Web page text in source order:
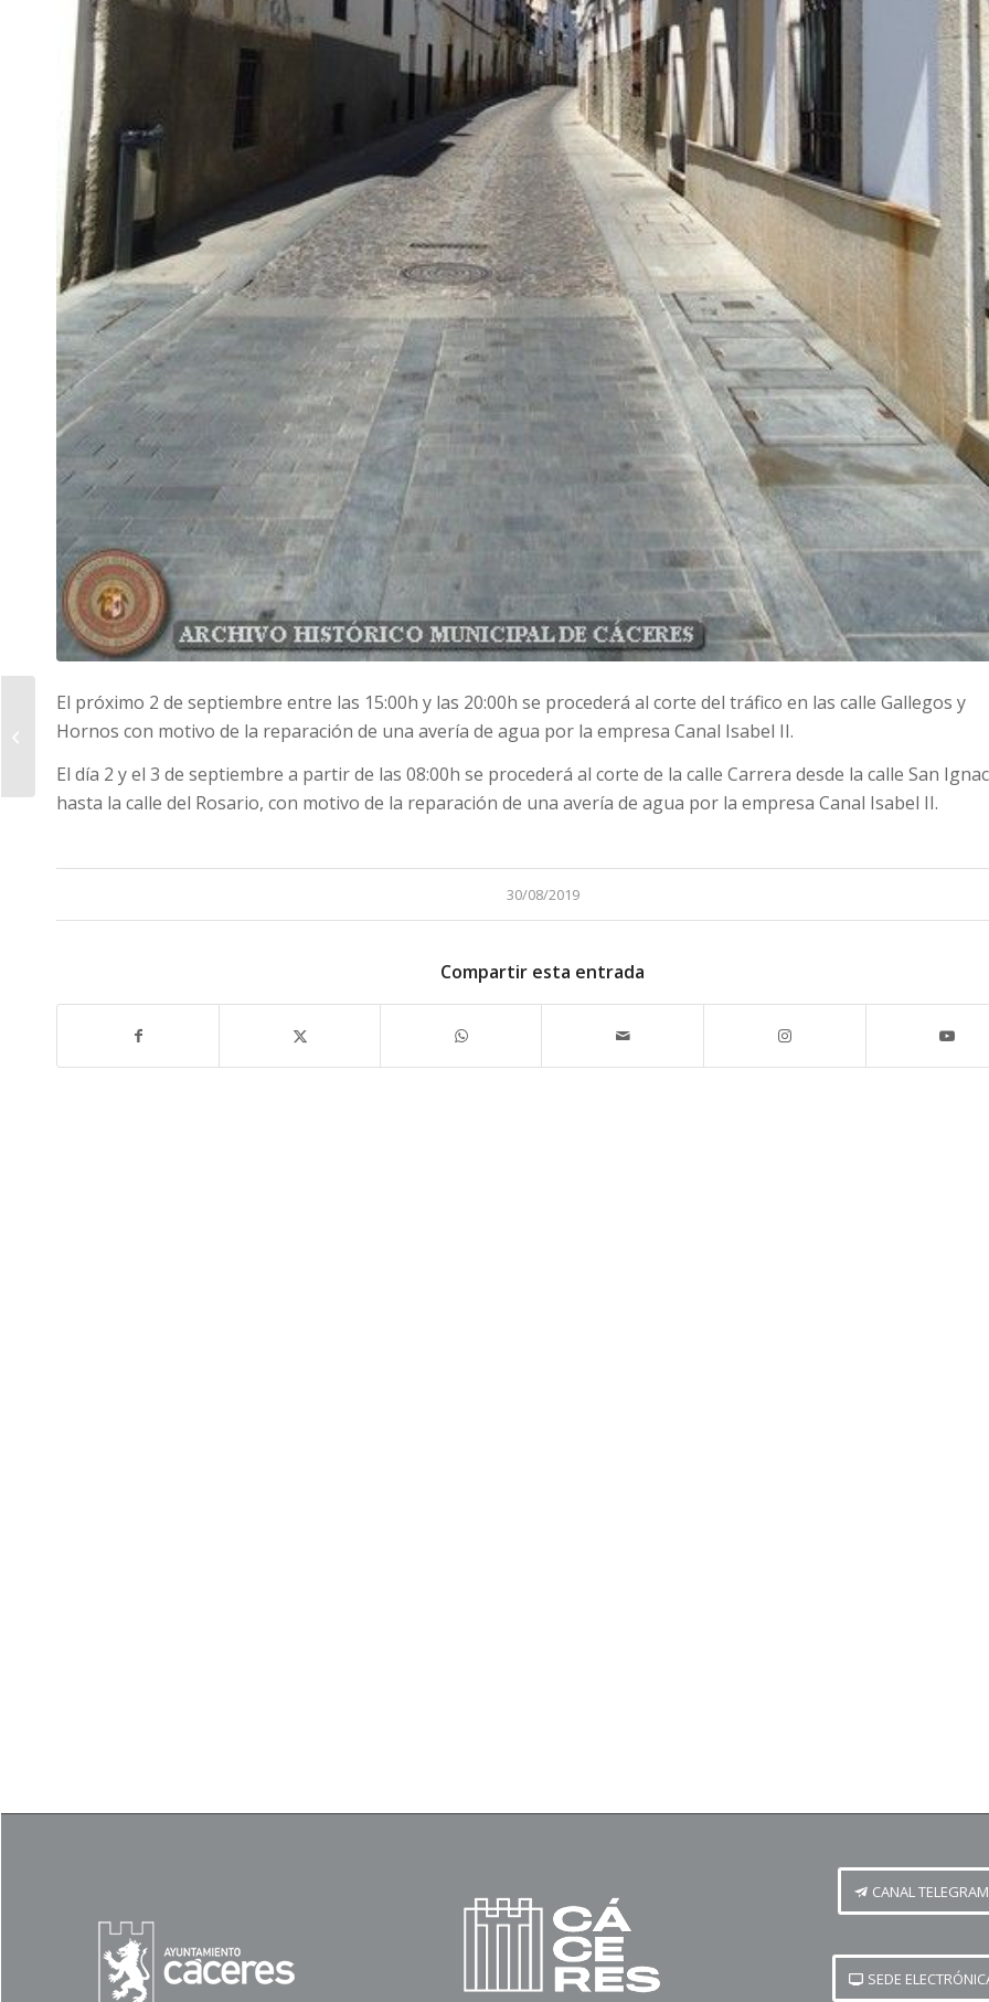
El próximo 2 de septiembre entre las 15:00h y las 20:00h se procederá al corte del tráfico en las calle Gallegos y
Hornos con motivo de la reparación de una avería de agua por la empresa Canal Isabel II.
El día 2 y el 3 de septiembre a partir de las 08:00h se procederá al corte de la calle Carrera desde la calle San
hasta la calle del Rosario, con motivo de la reparación de una avería de agua por la empresa Canal Isabel II.
30/08/2019
Compartir esta entrada
CANAL TELEGRAM
SEDE
Se clausura el
campamento ‘¿Te
con una gran...